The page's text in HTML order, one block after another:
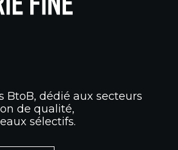
BtoB, dédié aux secteurs
de qualité,
sélectifs.